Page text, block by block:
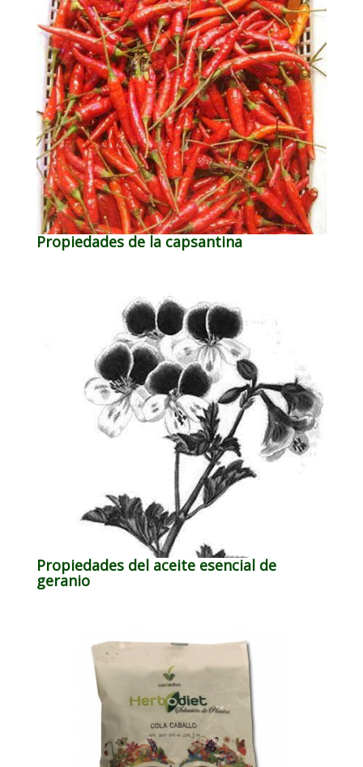
Propiedades de la capsantina
Propiedades del aceite esencial de
geranio